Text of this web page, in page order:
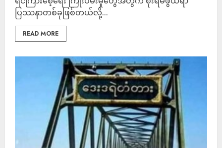
ပြဿနာတစ်ခုဖြစ်တယ်လို့...
READ MORE